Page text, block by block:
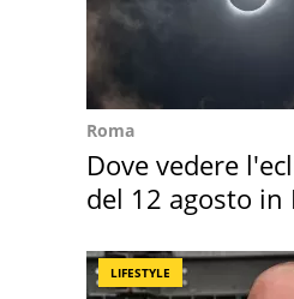
Roma
Dove vedere
del 12 agosto in
LIFESTYLE